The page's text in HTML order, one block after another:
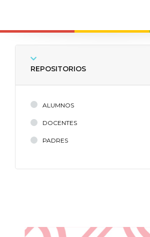
REPOSITORIOS
ALUMNOS
DOCENTES
PADRES